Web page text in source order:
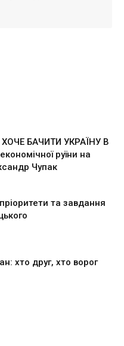
БАЧИТИ УКРАЇНУ В
руїни на
Чупак
та завдання
хто друг, хто ворог